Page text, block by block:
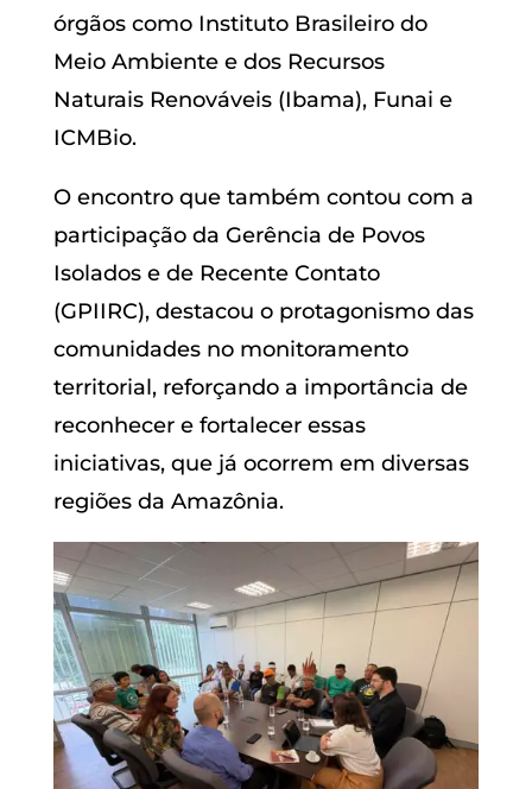
órgãos como Instituto Brasileiro do
Meio Ambiente e dos Recursos
Naturais Renováveis (Ibama), Funai e
ICMBio.
O encontro que também contou com a
participação da Gerência de Povos
Isolados e de Recente Contato
(GPIIRC), destacou o protagonismo das
comunidades no monitoramento
territorial, reforçando a importância de
reconhecer e fortalecer essas
iniciativas, que já ocorrem em diversas
regiões da Amazônia.